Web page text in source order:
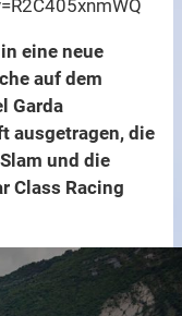
eine neue
auf dem
Garda
ausgetragen, die
und die
Class Racing